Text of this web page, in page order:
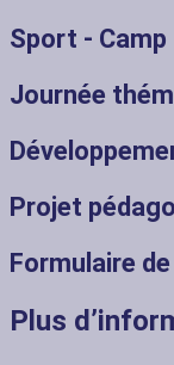
Sport - Camp
Journée
Projet
Formulaire
Plus